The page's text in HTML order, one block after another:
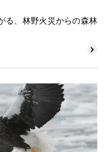
る、林野火災からの森林